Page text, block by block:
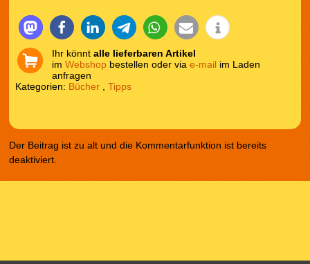
Ihr könnt alle lieferbaren Artikel
im Webshop bestellen oder via e-mail im Laden
anfragen
Kategorien: Bücher, Tipps
Der Beitrag ist zu alt und die Kommentarfunktion ist bereits
deaktiviert.